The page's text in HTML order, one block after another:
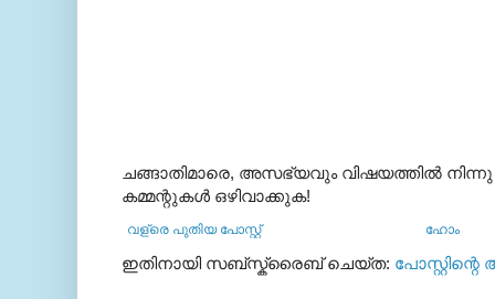
ചങ്ങാതിമാരെ, അസഭ്യവും വിഷയത്തില്‍ നിന്നു
കമ്മന്റുകള്‍ ഒഴിവാക്കുക!
വള്രെ പുതിയ പോസ്റ്റ് ഹോം
ഇതിനായി സബ്‌സ്ക്രൈബ് ചെയ്ത: